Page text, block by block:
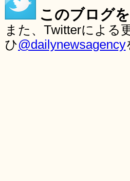
このブログ
また、Twitterによる
ひ@dailynewsagency